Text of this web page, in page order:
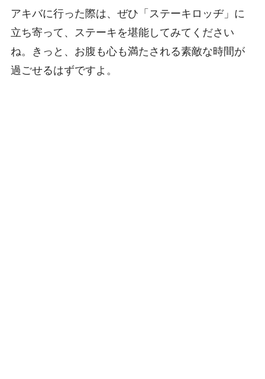
アキバに行った際は、ぜひ「ステーキロッヂ」に
立ち寄って、ステーキを堪能してみてください
ね。きっと、お腹も心も満たされる素敵な時間が
過ごせるはずですよ。